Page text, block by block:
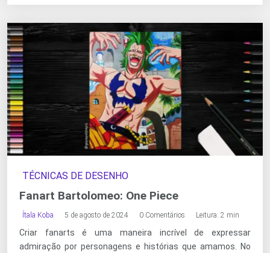
TÉCNICAS DE DESENHO
Fanart Bartolomeo: One Piece
Ítala Koba 5 de agosto de 2024 0 Comentários Leitura: 2 min
Criar fanarts é uma maneira incrível de expressar
admiração por personagens e histórias que amamos. No